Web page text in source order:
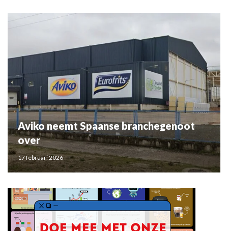
Aviko neemt Spaanse branchegenoot
over
17 februari 2026